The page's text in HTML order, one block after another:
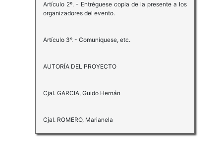
Artículo 2º. - Entréguese copia de la presente a los
organizadores del evento.
Artículo 3°. - Comuníquese, etc.
AUTORÍA DEL PROYECTO
Cjal. GARCIA, Guido Hernán
Cjal. ROMERO, Marianela